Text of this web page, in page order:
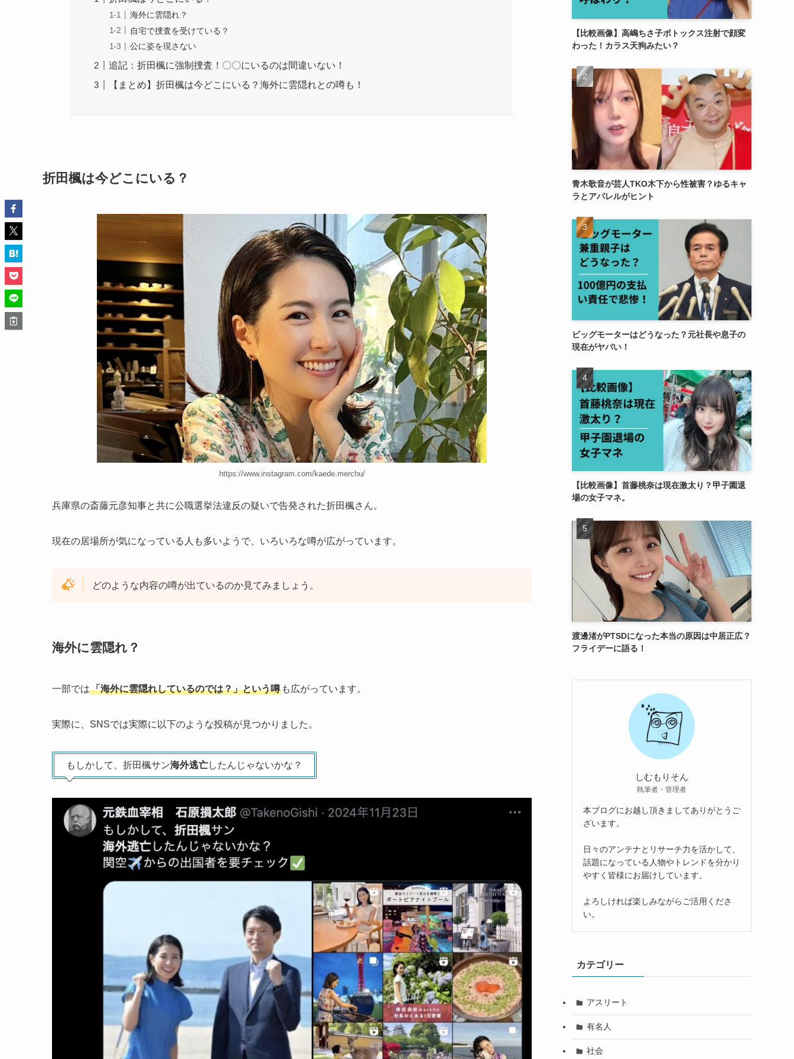
海外に雲隠れ？
自宅で捜査を受けている？
公に姿を現さない
追記：折田楓に強制捜査！〇〇にいるのは間違いない！
【まとめ】折田楓は今どこにいる？海外に雲隠れとの噂も！
折田楓は今どこにいる？
https://www.instagram.com/kaede.merchu/
兵庫県の斎藤元彦知事と共に公職選挙法違反の疑いで告発された折田楓さん。
現在の居場所が気になっている人も多いようで、いろいろな噂が広がっています。
どのような内容の噂が出ているのか見てみましょう。
海外に雲隠れ？
一部では「海外に雲隠れしているのでは？」という噂 も広がっています。
実際に、SNSでは実際に以下のような投稿が見つかりました。
もしかして、折田楓サン海外逃亡したんじゃないかな？
【比較画像】高嶋ちさ子ボトックス注射で顔変
わった！カラス天狗みたい？
青木歌音が芸人TKO木下から性被害？ゆるキャ
ラとアパレルがヒント
ビッグモーターはどうなった？元社長や息子の
現在がヤバい！
【比較画像】首藤桃奈は現在激太り？甲子園退
場の女子マネ。
渡邊渚がPTSDになった本当の原因は中居正広？
フライデーに語る！
しむもりそん
執筆者・管理者
本ブログにお越し頂きましてありがとうご
ざいます。
日々のアンテナとリサーチ力を活かして、
話題になっている人物やトレンドを分かり
やすく皆様にお届けしています。
よろしければ楽しみながらご活用くださ
い。
カテゴリー
アスリート
有名人
社会